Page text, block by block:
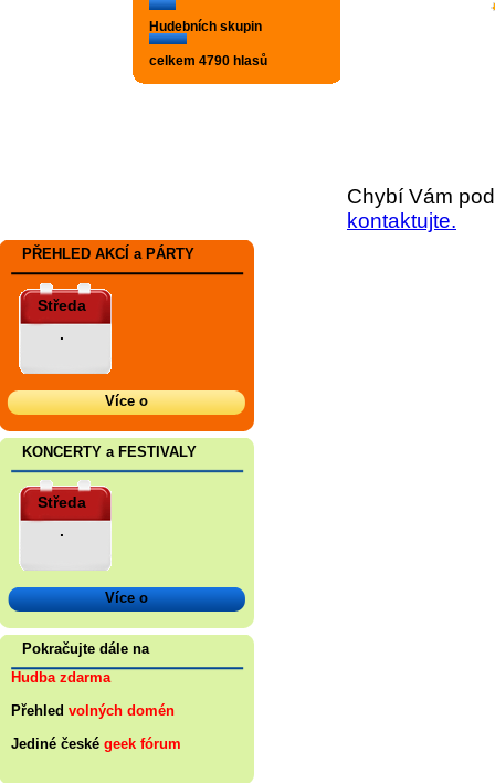
Hudebních skupin
celkem 4790 hlasů
Chybí Vám
kontaktujte.
PŘEHLED AKCÍ a PÁRTY
Středa
.
Více o
KONCERTY a FESTIVALY
Středa
.
Více o
Pokračujte dále na
Hudba zdarma
Přehled volných domén
Jediné české geek fórum